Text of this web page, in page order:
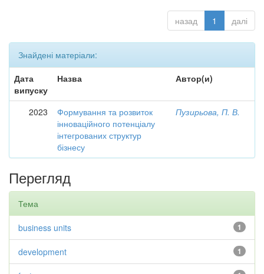
назад 1 далі
Знайдені матеріали:
Дата
випуску
Назва Автор(и)
2023
Формування та розвиток
інноваційного потенціалу
інтегрованих структур
бізнесу
Пузирьова, П. В.
Перегляд
Тема
1
business units
1
development